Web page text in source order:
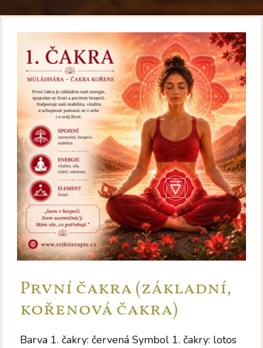
První čakra (základní,
kořenová čakra)
Barva 1. čakry: červená Symbol 1. čakry: lotos